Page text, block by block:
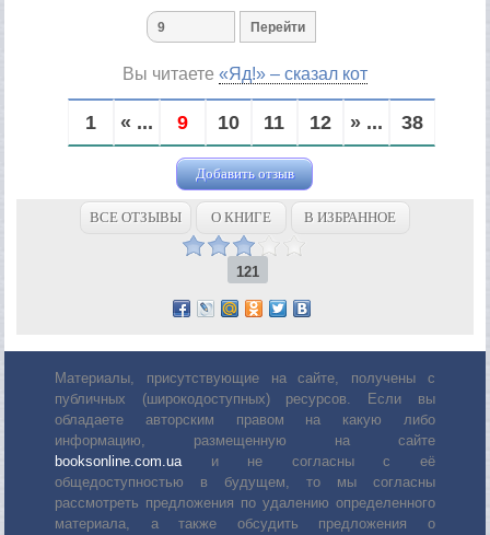
Вы читаете «Яд!» – сказал кот
1 « ... 9 10 11 12 » ... 38
Добавить отзыв
ВСЕ ОТЗЫВЫ О КНИГЕ В ИЗБРАННОЕ
121
Материалы, присутствующие на сайте, получены с
публичных (широкодоступных) ресурсов. Если вы
обладаете авторским правом на какую либо
информацию, размещенную на сайте
booksonline.com.uaи не согласны с её
общедоступностью в будущем, то мы согласны
рассмотреть предложения по удалению определенного
материала, а также обсудить предложения о